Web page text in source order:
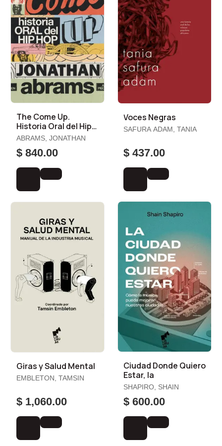
The Come Up.
Historia Oral del Hip
Hop
ABRAMS, JONATHAN
$ 840.00
Voces Negras
SAFURA ADAM, TANIA
$ 437.00
Giras y Salud Mental
EMBLETON, TAMSIN
$ 1,060.00
Ciudad Donde Quiero
Estar, la
SHAPIRO, SHAIN
$ 600.00